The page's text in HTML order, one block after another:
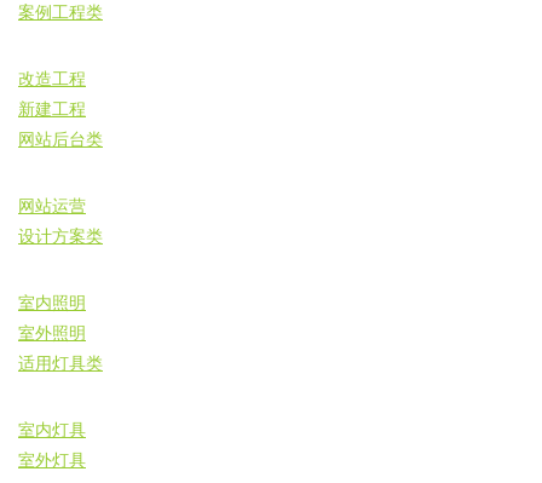
案例工程类
改造工程
新建工程
网站后台类
网站运营
设计方案类
室内照明
室外照明
适用灯具类
室内灯具
室外灯具